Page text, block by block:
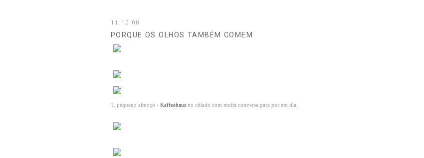
11.10.08
PORQUE OS OLHOS TAMBÉM COMEM
1. pequeno almoço - Kaffeehaus no chiado com muita conversa para por em dia.